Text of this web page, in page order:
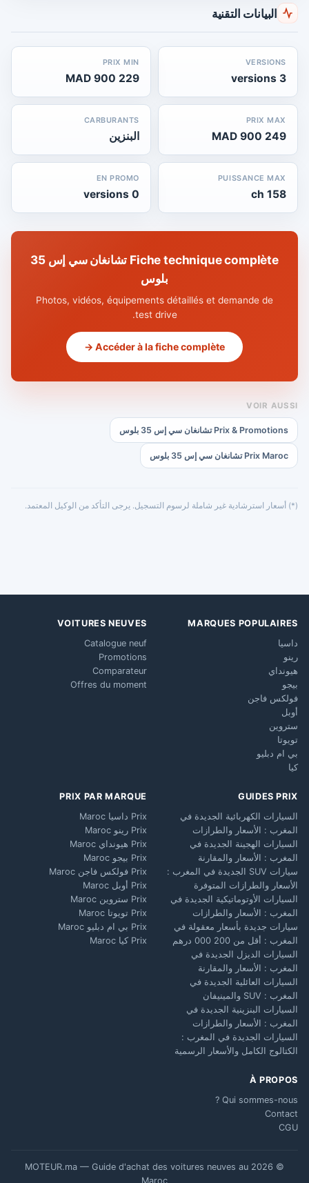
البيانات التقنية
VERSIONS
3 versions
PRIX MIN
229 900 MAD
PRIX MAX
249 900 MAD
CARBURANTS
البنزين
PUISSANCE MAX
158 ch
EN PROMO
0 versions
Fiche technique complète تشانغان سي إس 35
بلوس
Photos, vidéos, équipements détaillés et demande de
test drive.
Accéder à la fiche complète →
VOIR AUSSI
Prix & Promotions تشانغان سي إس 35 بلوس
Prix Maroc تشانغان سي إس 35 بلوس
(*) أسعار استرشادية غير شاملة لرسوم التسجيل. يرجى التأكد من الوكيل المعتمد.
MARQUES POPULAIRES
داسيا
رينو
هيونداي
بيجو
فولكس فاجن
أوبل
ستروين
تويوتا
بي ام دبليو
كيا
VOITURES NEUVES
Catalogue neuf
Promotions
Comparateur
Offres du moment
GUIDES PRIX
السيارات الكهربائية الجديدة في
المغرب : الأسعار والطرازات
السيارات الهجينة الجديدة في
المغرب : الأسعار والمقارنة
سيارات SUV الجديدة في المغرب :
الأسعار والطرازات المتوفرة
السيارات الأوتوماتيكية الجديدة في
المغرب : الأسعار والطرازات
سيارات جديدة بأسعار معقولة في
المغرب : أقل من 200 000 درهم
السيارات الديزل الجديدة في
المغرب : الأسعار والمقارنة
السيارات العائلية الجديدة في
المغرب : SUV والمينيفان
السيارات البنزينية الجديدة في
المغرب : الأسعار والطرازات
السيارات الجديدة في المغرب :
الكتالوج الكامل والأسعار الرسمية
PRIX PAR MARQUE
Prix داسيا Maroc
Prix رينو Maroc
Prix هيونداي Maroc
Prix بيجو Maroc
Prix فولكس فاجن Maroc
Prix أوبل Maroc
Prix ستروين Maroc
Prix تويوتا Maroc
Prix بي ام دبليو Maroc
Prix كيا Maroc
À PROPOS
Qui sommes-nous ?
Contact
CGU
© 2026 MOTEUR.ma — Guide d'achat des voitures neuves au
Maroc